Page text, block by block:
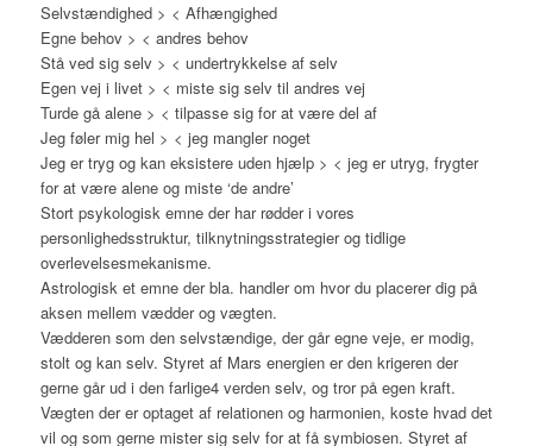
Selvstændighed > < Afhængighed
Egne behov > < andres behov
Stå ved sig selv > < undertrykkelse af selv
Egen vej i livet > < miste sig selv til andres vej
Turde gå alene > < tilpasse sig for at være del af
Jeg føler mig hel > < jeg mangler noget
Jeg er tryg og kan eksistere uden hjælp > < jeg er utryg, frygter
for at være alene og miste ‘de andre’
Stort psykologisk emne der har rødder i vores
personlighedsstruktur, tilknytningsstrategier og tidlige
overlevelsesmekanisme.
Astrologisk et emne der bla. handler om hvor du placerer dig på
aksen mellem vædder og vægten.
Vædderen som den selvstændige, der går egne veje, er modig,
stolt og kan selv. Styret af Mars energien er den krigeren der
gerne går ud i den farlige4 verden selv, og tror på egen kraft.
Vægten der er optaget af relationen og harmonien, koste hvad det
vil og som gerne mister sig selv for at få symbiosen. Styret af